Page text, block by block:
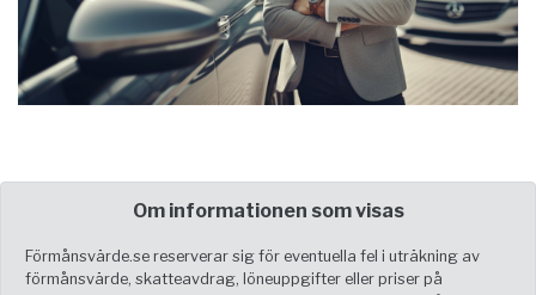
Om informationen som visas
Förmånsvärde.se reserverar sig för eventuella fel i uträkning av
förmånsvärde, skatteavdrag, löneuppgifter eller priser på